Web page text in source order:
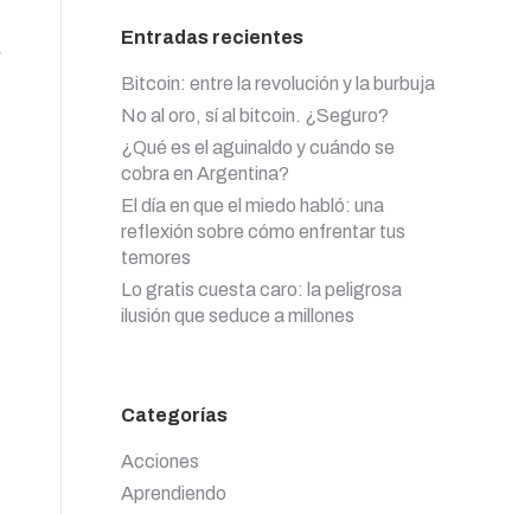
Entradas recientes
Bitcoin: entre la revolución y la burbuja
No al oro, sí al bitcoin. ¿Seguro?
¿Qué es el aguinaldo y cuándo se
cobra en Argentina?
El día en que el miedo habló: una
reflexión sobre cómo enfrentar tus
temores
Lo gratis cuesta caro: la peligrosa
ilusión que seduce a millones
Categorías
Acciones
Aprendiendo